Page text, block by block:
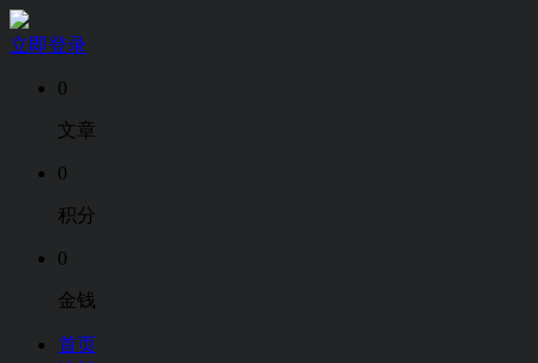
立即登录
0
文章
0
积分
0
金钱
首页